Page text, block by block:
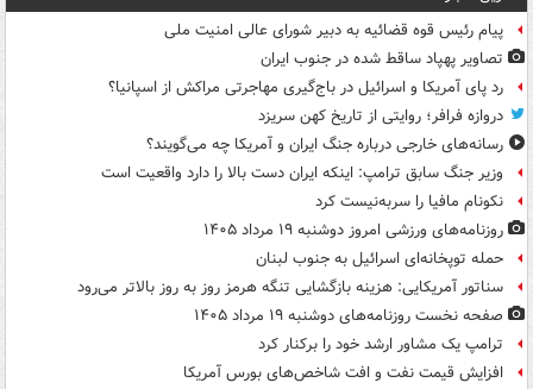
پیام رئیس قوه قضائیه به دبیر شورای عالی امنیت ملی
تصاویر پهپاد ساقط شده در جنوب ایران
رد پای آمریکا و اسرائیل در باج‌گیری مهاجرتی مراکش از اسپانیا؟
دروازه فرافر؛ روایتی از تاریخ کهن سریزد
رسانه‌های خارجی درباره جنگ ایران و آمریکا چه می‌گویند؟
وزیر جنگ سابق ترامپ: اینکه ایران دست بالا را دارد واقعیت است
نکونام مافیا را سربه‌نیست کرد
روزنامه‌های ورزشی امروز دوشنبه ۱۹ مرداد ۱۴۰۵
حمله توپخانه‌ای اسرائیل به جنوب لبنان
سناتور آمریکایی: هزینه بازگشایی تنگه هرمز روز به روز بالاتر می‌رود
صفحه نخست روزنامه‌های دوشنبه ۱۹ مرداد ۱۴۰۵
ترامپ یک مشاور ارشد خود را برکنار کرد
افزایش قیمت نفت و افت شاخص‌های بورس آمریکا